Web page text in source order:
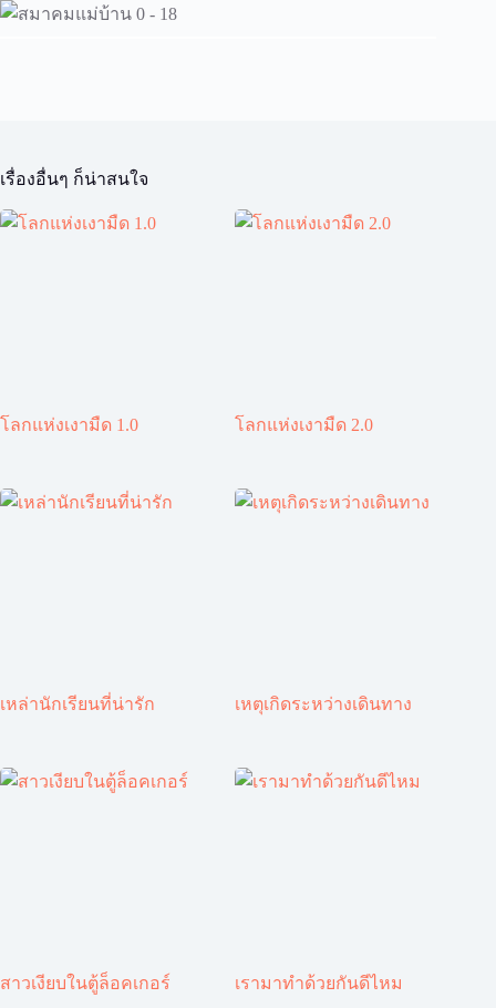
เรื่องอื่นๆ ก็น่าสนใจ
โลกแห่งเงามืด 1.0 โลกแห่งเงามืด 2.0
เหล่านักเรียนที่น่ารัก เหตุเกิดระหว่างเดินทาง
สาวเงียบในตู้ล็อคเกอร์ เรามาทำด้วยกันดีไหม